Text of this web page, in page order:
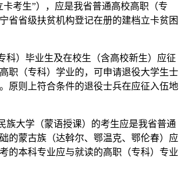
卡考生”），应是我省普通高校高职（专
省省级扶贫机构登记在册的建档立卡贫困
）毕业生及在校生（含高校新生）应征
职（专科）学业的，可申请退役大学生士
原则上符合条件的退役士兵在应征入伍地
大学（蒙语授课）的考生应是我省普通
的蒙古族（达斡尔、鄂温克、鄂伦春）应
的本科专业应与就读的高职（专科）专业